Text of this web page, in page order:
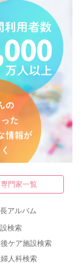
門家一覧
アルバム
検索
ケア施設検索
人科検索